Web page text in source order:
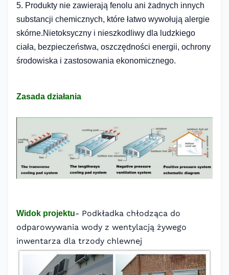
5. Produkty nie zawierają fenolu ani żadnych innych
substancji chemicznych, które łatwo wywołują alergie
skórne.Nietoksyczny i nieszkodliwy dla ludzkiego
ciała, bezpieczeństwa, oszczędności energii, ochrony
środowiska i zastosowania ekonomicznego.
Zasada działania
Widok projektu- Podkładka chłodząca do
odparowywania wody z wentylacją żywego
inwentarza dla trzody chlewnej